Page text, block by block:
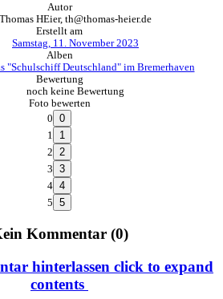
Autor
Thomas HEier, th@thomas-heier.de
Erstellt am
Samstag, 11. November 2023
Alben
"Schulschiff Deutschland" im Bremerhaven
Bewertung
noch keine Bewertung
Foto bewerten
0
1
2
3
4
5
Kommentar (0)
hinterlassen click to expand
contents